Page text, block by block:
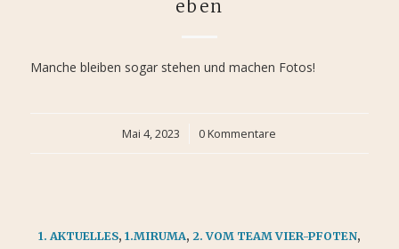
eben
Manche bleiben sogar stehen und machen Fotos!
Mai 4, 2023
/ 0 Kommentare
1. AKTUELLES, 1.MIRUMA, 2. VOM TEAM VIER-PFOTEN,